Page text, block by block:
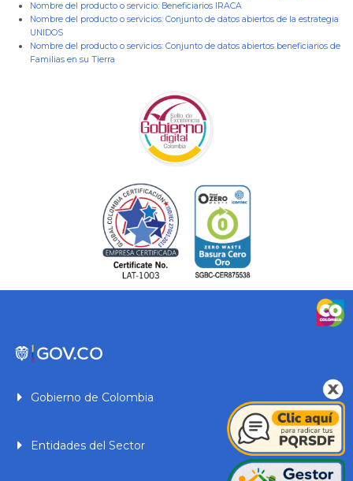
Nombre del producto o servicio: Beneficiarios IRACA
Nombre del producto o servicios: Conjunto de datos abiertos de la estrategia
UNIDOS
Nombre del producto o servicios: Conjunto de datos abiertos beneficiarios de
Familias en su Tierra
Gobierno de Colombia
Entidades del Sector